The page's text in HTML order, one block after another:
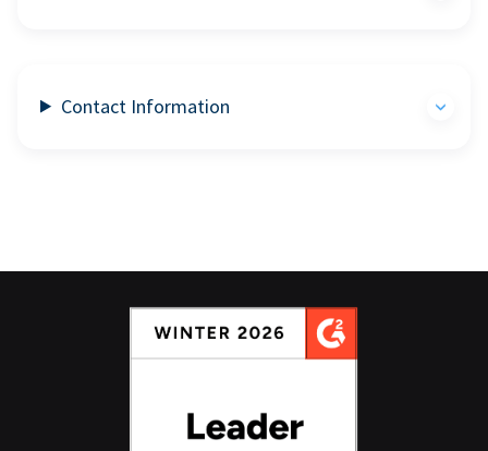
Contact Information